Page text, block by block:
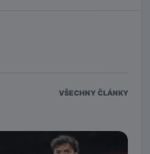
VŠECHNY ČLÁNKY